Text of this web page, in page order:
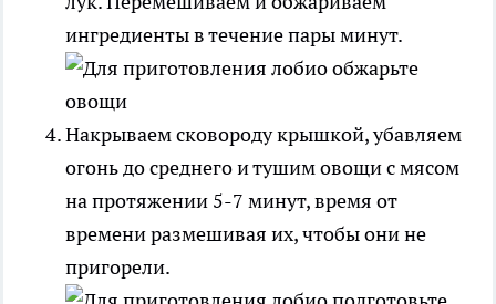
ингредиенты в течение пары минут.
Накрываем сковороду крышкой, убавляем
огонь до среднего и тушим овощи с мясом
на протяжении 5-7 минут, время от
времени размешивая их, чтобы они не
пригорели.